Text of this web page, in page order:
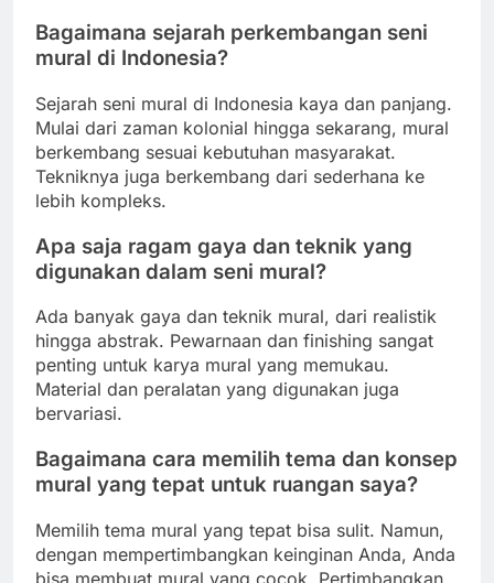
Bagaimana sejarah perkembangan seni
mural di Indonesia?
Sejarah seni mural di Indonesia kaya dan panjang.
Mulai dari zaman kolonial hingga sekarang, mural
berkembang sesuai kebutuhan masyarakat.
Tekniknya juga berkembang dari sederhana ke
lebih kompleks.
Apa saja ragam gaya dan teknik yang
digunakan dalam seni mural?
Ada banyak gaya dan teknik mural, dari realistik
hingga abstrak. Pewarnaan dan finishing sangat
penting untuk karya mural yang memukau.
Material dan peralatan yang digunakan juga
bervariasi.
Bagaimana cara memilih tema dan konsep
mural yang tepat untuk ruangan saya?
Memilih tema mural yang tepat bisa sulit. Namun,
dengan mempertimbangkan keinginan Anda, Anda
bisa membuat mural yang cocok. Pertimbangkan